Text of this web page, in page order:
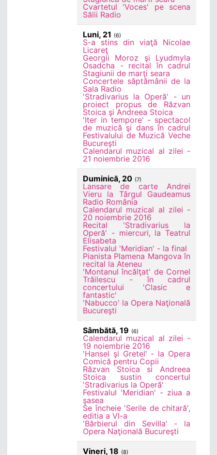
Cvartetul 'Voces' pe scena
Sălii Radio
Luni, 21 (6)
S-a stins din viaţă Nicolae
Licareţ
Georgii Moroz şi Lyudmyla
Osadcha - recital în cadrul
Stagiunii de marţi seara
Concertele săptămânii de la
Sala Radio
'Stradivarius la Operă' - un
proiect propus de Răzvan
Stoica şi Andreea Stoica
'Iter in tempore' - spectacol
de muzică şi dans în cadrul
Festivalului de Muzică Veche
Bucureşti
Calendarul muzical al zilei -
21 noiembrie 2016
Duminică, 20 (7)
Lansare de carte Andrei
Vieru la Târgul Gaudeamus
Radio România
Calendarul muzical al zilei -
20 noiembrie 2016
Recital 'Stradivarius la
Operă' - miercuri, la Teatrul
Elisabeta
Festivalul 'Meridian' - la final
Pianista Plamena Mangova în
recital la Ateneu
'Montanul încălţat' de Cornel
Trăilescu - în cadrul
concertului 'Clasic e
fantastic'
'Nabucco' la Opera Naţională
Bucureşti
Sâmbătă, 19 (6)
Calendarul muzical al zilei -
19 noiembrie 2016
'Hansel şi Gretel' - la Opera
Comică pentru Copii
Răzvan Stoica si Andreea
Stoica sustin concertul
'Stradivarius la Operă'
Festivalul 'Meridian' - ziua a
şasea
Se încheie 'Serile de chitară',
editia a VI-a
'Bărbierul din Sevilla' - la
Opera Naţională Bucureşti
Vineri, 18 (8)